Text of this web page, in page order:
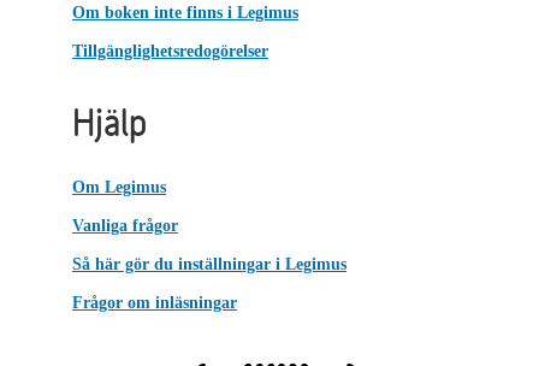
Om boken inte finns i Legimus
Tillgänglighetsredogörelser
Hjälp
Om Legimus
Vanliga frågor
Så här gör du inställningar i Legimus
Frågor om inläsningar